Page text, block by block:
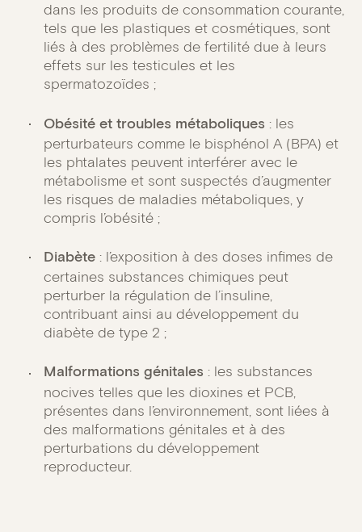
dans les produits de consommation courante,
tels que les plastiques et cosmétiques, sont
liés à des problèmes de fertilité due à leurs
effets sur les testicules et les
spermatozoïdes ;
Obésité et troubles métaboliques : les
perturbateurs comme le bisphénol A (BPA) et
les phtalates peuvent interférer avec le
métabolisme et sont suspectés d’augmenter
les risques de maladies métaboliques, y
compris l’obésité ;
Diabète : l’exposition à des doses infimes de
certaines substances chimiques peut
perturber la régulation de l’insuline,
contribuant ainsi au développement du
diabète de type 2 ;
Malformations génitales : les substances
nocives telles que les dioxines et PCB,
présentes dans l’environnement, sont liées à
des malformations génitales et à des
perturbations du développement
reproducteur.